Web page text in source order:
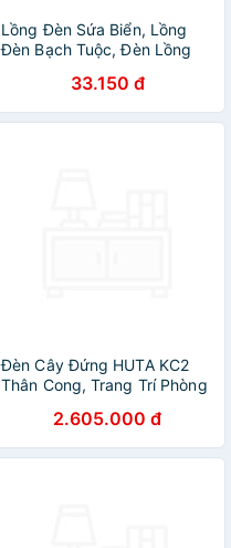
Lồng Đèn Sứa Biển, Lồng
Đèn Bạch Tuộc, Đèn Lồng
Trang Trí Phòng Ngủ- Hàng
loại 1 - Chính Hãng MINIIN
33.150 đ
Đèn Cây Đứng HUTA KC2
Thân Cong, Trang Trí Phòng
Góc Tường, Cao Cấp Sang
Trọng, Đèn Vàng Bóng Led
Tiết Kiệm Điện
2.605.000 đ